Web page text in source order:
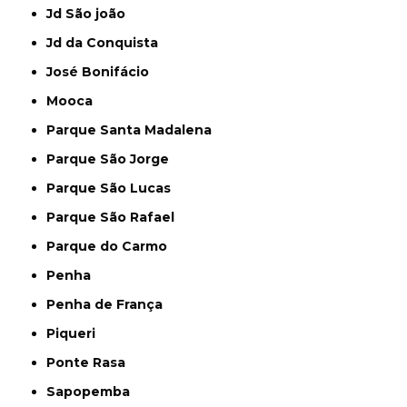
Jd São joão
Jd da Conquista
José Bonifácio
Mooca
Parque Santa Madalena
Parque São Jorge
Parque São Lucas
Parque São Rafael
Parque do Carmo
Penha
Penha de França
Piqueri
Ponte Rasa
Sapopemba